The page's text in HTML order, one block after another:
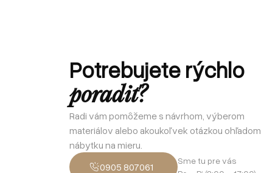
Potrebujete rýchlo
poradiť?
Radi vám pomôžeme s návrhom, výberom
materiálov alebo akoukoľvek otázkou ohľadom
nábytku na mieru.
0905 807061
Sme tu pre vás